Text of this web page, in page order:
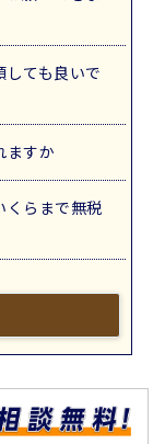
ても良いで
ますか
くらまで無税